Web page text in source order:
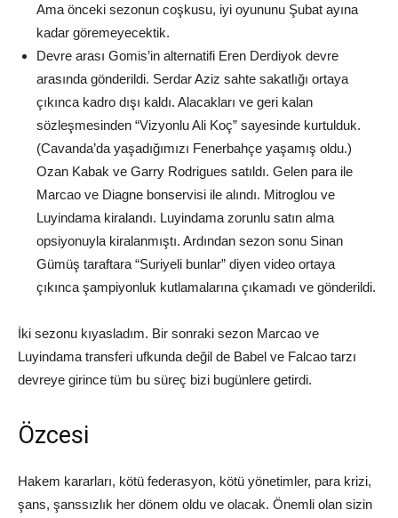
Ama önceki sezonun coşkusu, iyi oyununu Şubat ayına
kadar göremeyecektik.
Devre arası Gomis’in alternatifi Eren Derdiyok devre
arasında gönderildi. Serdar Aziz sahte sakatlığı ortaya
çıkınca kadro dışı kaldı. Alacakları ve geri kalan
sözleşmesinden “Vizyonlu Ali Koç” sayesinde kurtulduk.
(Cavanda’da yaşadığımızı Fenerbahçe yaşamış oldu.)
Ozan Kabak ve Garry Rodrigues satıldı. Gelen para ile
Marcao ve Diagne bonservisi ile alındı. Mitroglou ve
Luyindama kiralandı. Luyindama zorunlu satın alma
opsiyonuyla kiralanmıştı. Ardından sezon sonu Sinan
Gümüş taraftara “Suriyeli bunlar” diyen video ortaya
çıkınca şampiyonluk kutlamalarına çıkamadı ve gönderildi.
İki sezonu kıyasladım. Bir sonraki sezon Marcao ve
Luyindama transferi ufkunda değil de Babel ve Falcao tarzı
devreye girince tüm bu süreç bizi bugünlere getirdi.
Özcesi
Hakem kararları, kötü federasyon, kötü yönetimler, para krizi,
şans, şanssızlık her dönem oldu ve olacak. Önemli olan sizin